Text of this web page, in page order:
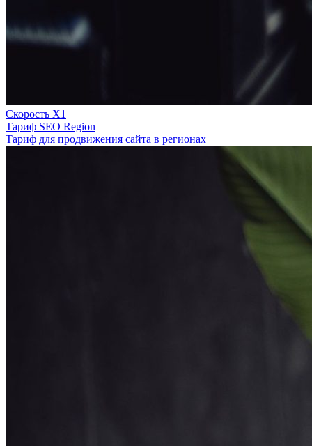
Скорость Х1
Тариф SEO Region
Тариф для продвижения сайта в регионах